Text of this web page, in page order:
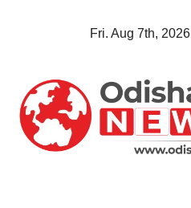
Fri. Aug 7th, 2026